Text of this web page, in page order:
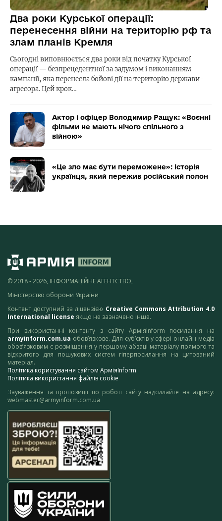
Два роки Курської операції:
перенесення війни на територію рф та
злам планів Кремля
Сьогодні виповнюється два роки від початку Курської
операції — безпрецедентної за задумом і виконанням
кампанії, яка перенесла бойові дії на територію держави-
агресора. Цей крок…
Актор і офіцер Володимир Ращук: «Воєнні
фільми не мають нічого спільного з
війною»
«Це зло має бути переможене»: історія
українця, який пережив російський полон
© 2018 - 2026, ІНФОРМАЦІЙНЕ АГЕНТСТВО,
Міністерство оборони України
Контент доступний за ліцензією Creative Commons Attribution 4.0
International license якщо не зазначено інше.
При використанні контенту з сайту АрміяInform посилання на
armyinform.com.ua обов’язкове. Для суб’єктів у сфері онлайн-медіа
обов’язковим є розміщення у першому абзаці матеріалу прямого та
відкритого для пошукових систем гіперпосилання на цитований
матеріал.
Політика користування сайтом АрміяInform
Політика використання файлів cookie
Зауваження та пропозиції по роботі сайту надсилайте на адресу:
webmaster@armyinform.com.ua